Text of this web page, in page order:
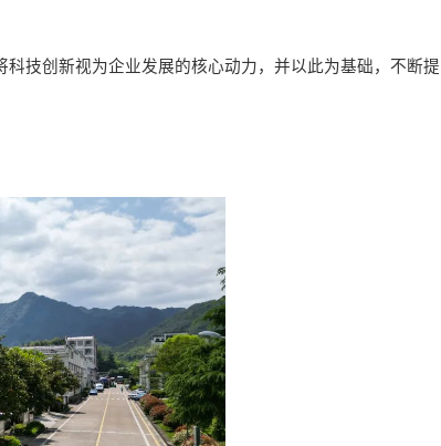
科技创新视为企业发展的核心动力，并以此为基础，不断提